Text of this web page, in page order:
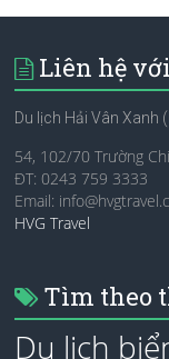
Liên hệ
Du lịch Hải Vân Xanh
54, 102/70 Trường
ĐT: 0243 759 3333
Email:
HVG Travel
Tìm theo
Du lịch